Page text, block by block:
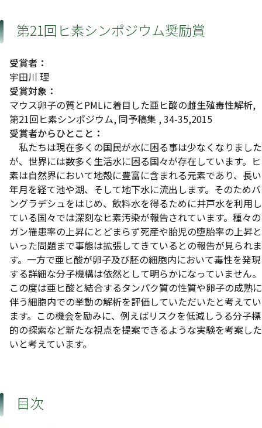
第21回ヒ素シンポジウム奨励賞
受賞者：
宇田川 理
受賞対象：
マウス卵子の質とPMLに着目した亜ヒ酸の雌生殖毒性解析,
第21回ヒ素シンポジウム, 同予稿集 , 34-35,2015
受賞者からひとこと：
私たちは現在多くの国民が水に困る事は少なくなりました
が、世界には数多く生活水に困る国々が存在しています。ヒ
素は自然界において地殻に豊富に含まれる元素であり、長い
年月を経て池や湖、そして地下水に流出します。そのためバ
ングラデシュをはじめ、飲料水を得るために井戸水を利用し
ている国々では深刻なヒ素汚染が報告されています。種々の
ガン罹患率の上昇にとどまらず死産や胎児の堕胎率の上昇と
いった問題まで事態は拡張してきているとの報告が見られま
す。一方で亜ヒ酸が卵子及び胚の細胞内において毒性を発現
する詳細な分子機構は依然として明らかになっていません。
この度は亜ヒ酸と結合するタンパク質の性質や卵子の成熟に
伴う細胞内での挙動の解析を評価していただいたと考えてい
ます。この機会を励みに、例えばリスクを低減しうる分子標
的の探索など新たな視点を提案できるような実験を考案した
いと考えています。
目次